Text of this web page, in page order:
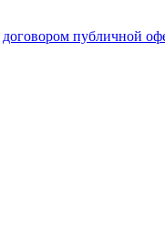
договором публичной